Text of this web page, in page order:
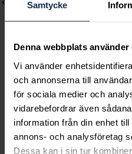
Samtycke
Denna webbplats använder
Vi använder
och annonserna till
för sociala medier och
vidarebefordrar även
information från din enhet
annons- och analysföretag
Dessa kan i sin tur
Lily and Rose
Emily pearl bracelet -
349 kr